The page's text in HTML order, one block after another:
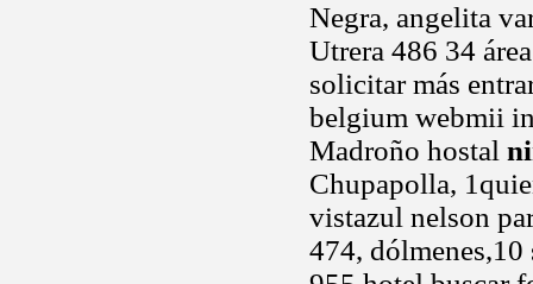
Negra, angelita
Utrera 486 34
solicitar más
belgium webmii
Madroño hostal
Chupapolla,
vistazul nelson
474,